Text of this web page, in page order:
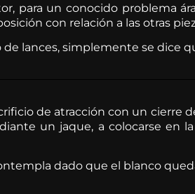
para un conocido problema
con relación a las otras
lances, simplemente se dice
de atracción con un cierre
un jaque, a colocarse en
dado que el blanco